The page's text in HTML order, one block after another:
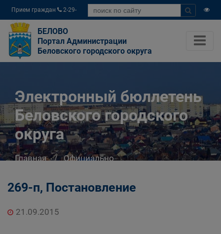
Прием граждан
2-29-
04
БЕЛОВО
Портал Администрации
Беловского городского округа
Электронный бюллетень
Беловского городского
округа
Главная
Официально
городского округа
269-п, Постановление
21.09.2015